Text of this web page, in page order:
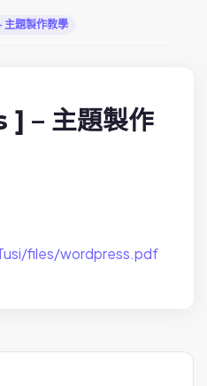
題製作教學
– 主題製作
files/wordpress.pdf